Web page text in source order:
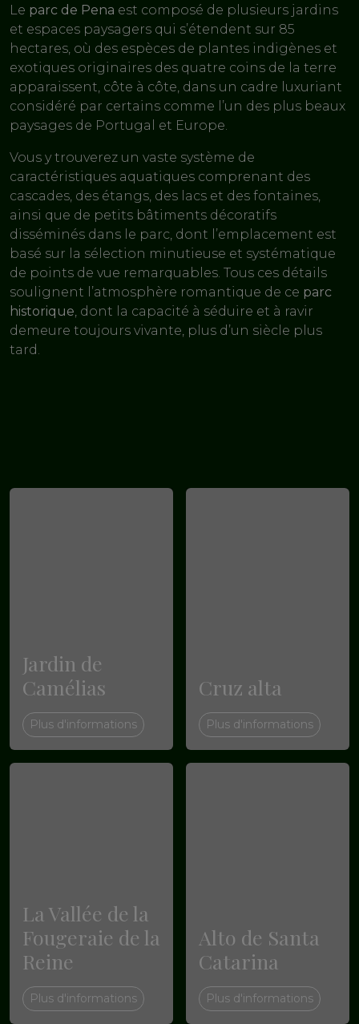
Le parc de Pena est composé de plusieurs jardins
et espaces paysagers qui s’étendent sur 85
hectares, où des espèces de plantes indigènes et
exotiques originaires des quatre coins de la terre
apparaissent, côte à côte, dans un cadre luxuriant
considéré par certains comme l’un des plus beaux
paysages de Portugal et Europe.
Vous y trouverez un vaste système de
caractéristiques aquatiques comprenant des
cascades, des étangs, des lacs et des fontaines,
ainsi que de petits bâtiments décoratifs
disséminés dans le parc, dont l’emplacement est
basé sur la sélection minutieuse et systématique
de points de vue remarquables. Tous ces détails
soulignent l’atmosphère romantique de ce parc
historique, dont la capacité à séduire et à ravir
demeure toujours vivante, plus d’un siècle plus
tard.
Jardin de
Camélias
Plus d'informations
Cruz alta
Plus d'informations
La Vallée de la
Fougeraie de la
Reine
Plus d'informations
Alto de Santa
Catarina
Plus d'informations